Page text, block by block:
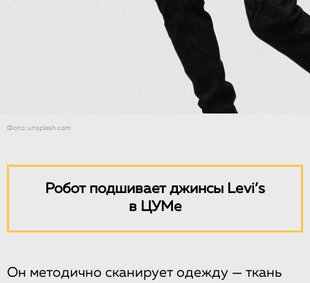
Фото: unsplash.com
Робот подшивает джинсы Levi’s
в ЦУМе
Он методично сканирует одежду — ткань